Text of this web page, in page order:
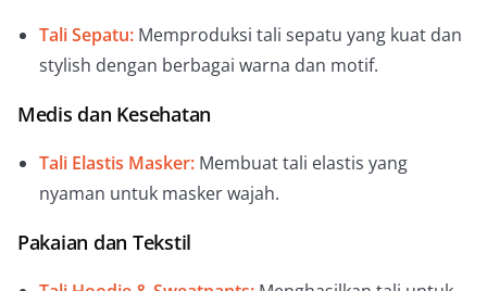
Tali Sepatu: Memproduksi tali sepatu yang kuat dan
stylish dengan berbagai warna dan motif.
Medis dan Kesehatan
Tali Elastis Masker: Membuat tali elastis yang
nyaman untuk masker wajah.
Pakaian dan Tekstil